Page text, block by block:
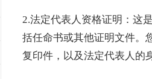
2.法定代表人资格证明：这
括任命书或其他证明文件。
复印件，以及法定代表人的